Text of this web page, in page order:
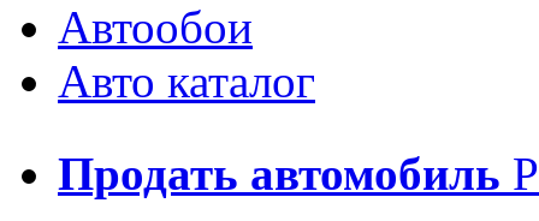
Автообои
Авто каталог
Продать автомобиль